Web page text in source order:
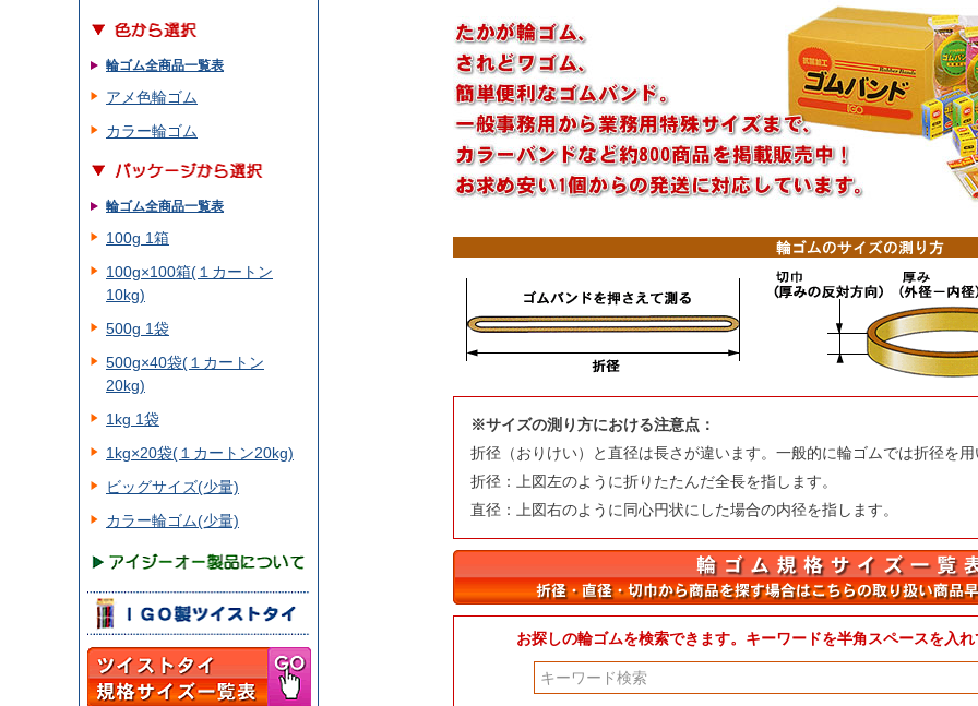
輪ゴム全商品一覧表
アメ色輪ゴム
カラー輪ゴム
輪ゴム全商品一覧表
100g 1箱
100g×100箱(１カートン
10kg)
500g 1袋
500g×40袋(１カートン
20kg)
1kg 1袋
1kg×20袋(１カートン20kg)
ビッグサイズ(少量)
カラー輪ゴム(少量)
※サイズの測り方における注意点：
折径（おりけい）と直径は長さが違います。一般的に輪ゴムでは折径を
折径：上図左のように折りたたんだ全長を指します。
直径：上図右のように同心円状にした場合の内径を指します。
お探しの輪ゴムを検索できます。キーワードを半角スペースを入
検索